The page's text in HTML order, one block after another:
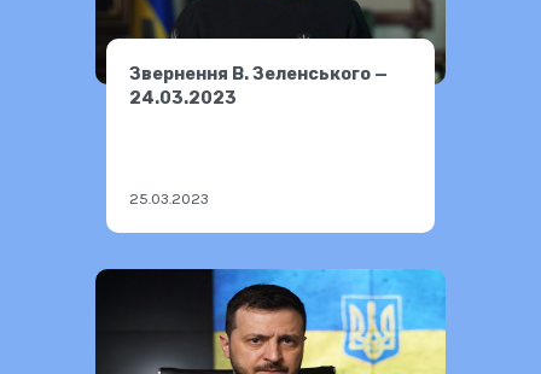
Звернення В. Зеленського —
24.03.2023
25.03.2023